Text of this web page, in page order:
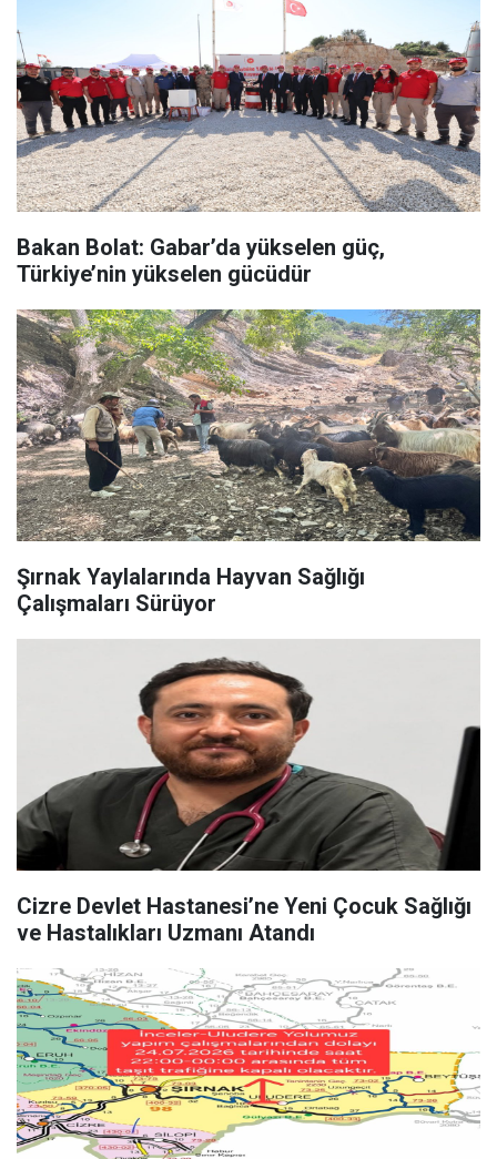
Bakan Bolat: Gabar’da yükselen güç,
Türkiye’nin yükselen gücüdür
Şırnak Yaylalarında Hayvan Sağlığı
Çalışmaları Sürüyor
Cizre Devlet Hastanesi’ne Yeni Çocuk Sağlığı
ve Hastalıkları Uzmanı Atandı